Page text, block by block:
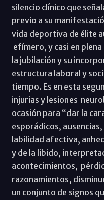
silencio clínico que
previo a su
vida deportiva de élite
efímero, y casi en
la jubilación y su
estructura laboral y
tiempo. Es en esta
injurias y lesiones
ocasión para “dar la
esporádicos,
labilidad afectiva,
y de la libido,
acontecimientos,
razonamientos,
un conjunto de signos